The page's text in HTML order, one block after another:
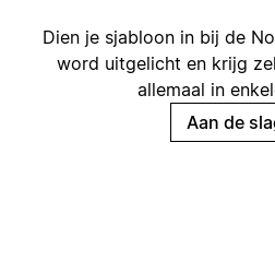
Dien je sjabloon in bij de
word uitgelicht en krijg
allemaal in
Aan de